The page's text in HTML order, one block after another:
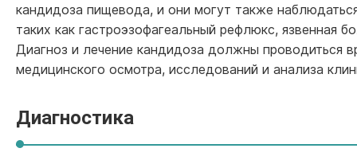
кандидоза пищевода, и они могут также
таких как гастроэзофагеальный рефлюкс, язвенная
Диагноз и лечение кандидоза должны проводиться
медицинского осмотра, исследований и анализа
Диагностика